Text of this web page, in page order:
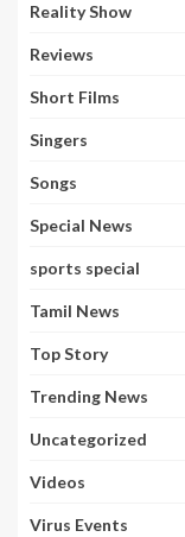
Reality Show
Reviews
Short Films
Singers
Songs
Special News
sports special
Tamil News
Top Story
Trending News
Uncategorized
Videos
Virus Events